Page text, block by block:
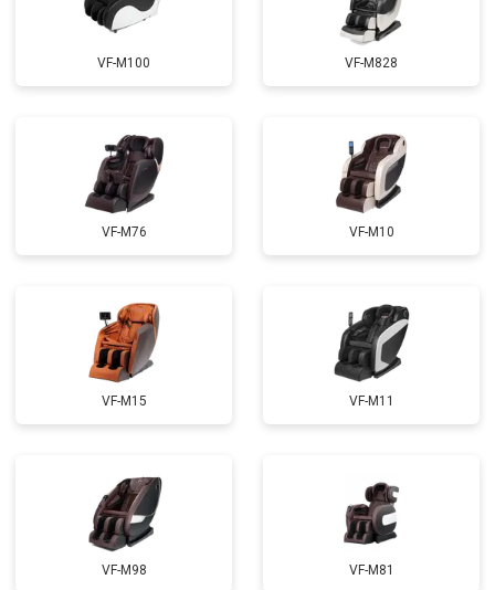
от 3900 ₽
Ремонт сканера от 4800 ₽ Заказать
Замена сетевого трансформатора от 4500 ₽ Заказать
Ремонт микро-лифта от 5500 ₽
VF-M100 VF-M828
VF-M76 VF-M10
VF-M15 VF-M11
VF-M98 VF-M81